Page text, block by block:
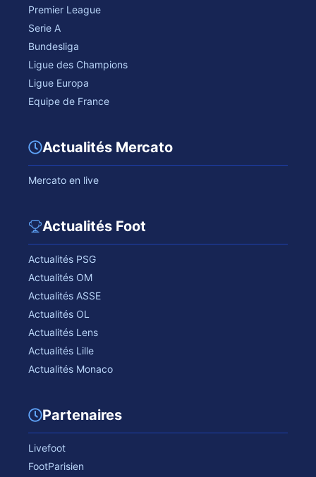
Premier League
Serie A
Bundesliga
Ligue des Champions
Ligue Europa
Equipe de France
Actualités Mercato
Mercato en live
Actualités Foot
Actualités PSG
Actualités OM
Actualités ASSE
Actualités OL
Actualités Lens
Actualités Lille
Actualités Monaco
Partenaires
Livefoot
FootParisien